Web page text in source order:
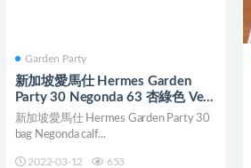
Garden Party
新加坡愛馬仕 Hermes Garden
Party 30 Negonda 63 杏綠色 Vert
Amande
新加坡愛馬仕 Hermes Garden Party 30
bag Negonda calf...
2022-03-12 653